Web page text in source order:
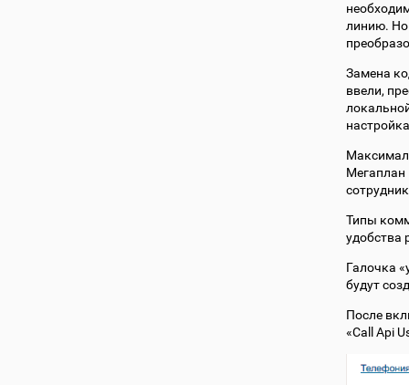
линию.
Замена
ввели,
Мегаплан
Типы
удобства
Галочка
будут
После
«Call Api